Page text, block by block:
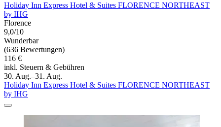
Holiday Inn Express Hotel & Suites FLORENCE NORTHEAST
by IHG
Florence
9,0/10
Wunderbar
(636 Bewertungen)
116 €
inkl. Steuern & Gebühren
30. Aug.–31. Aug.
Holiday Inn Express Hotel & Suites FLORENCE NORTHEAST
by IHG